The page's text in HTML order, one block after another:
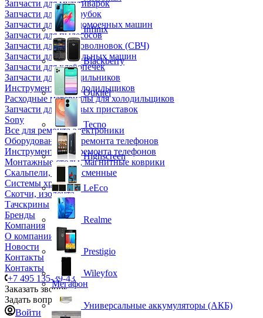
Запчасти для мультиварок
Запчасти для мясорубок
Запчасти для посудомоечных машин
Запчасти для пылесосов
Запчасти для микроволновок (СВЧ)
Запчасти для стиральных машин
Запчасти для хлебопечек
Запчасти для холодильников
Инструмент для холодильщиков
Расходные материалы для холодильщиков
Запчасти для игровых приставок
Sony
Все для ремонта электроники
Оборудование для ремонта телефонов
Инструменты для ремонта телефонов
Монтажные столы, магнитные коврики
Скальпели, лезвия сменные
Системы хранения
Скотчи, изолента
Тачскрины
Бренды
Компания
О компании
Новости
Контакты
Контакты
+7 495 135-39-43
Заказать звонок
Задать вопрос
Войти
Infinix
Blackberry
Oukitel
Tecno
Highscreen
LeEco
Realme
Prestigio
Wileyfox
Мегафон
Универсальные аккумуляторы (АКБ)